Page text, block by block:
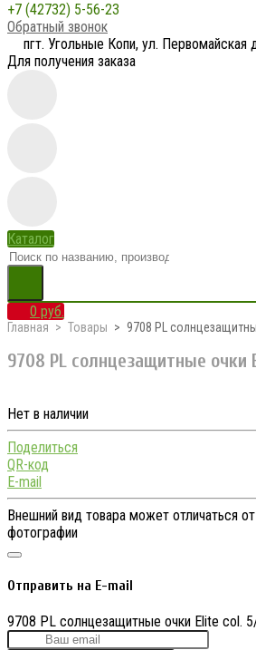
+7 (42732) 5-56-23
Обратный звонок
пгт. Угольные Копи, ул. Первомайская
Для получения заказа
Каталог
0 руб.
Главная Товары 9708 PL
9708 PL солнцезащитные очки
Нет в наличии
Поделиться
QR-код
E-mail
Внешний вид товара может отличаться
фотографии
Отправить на E-mail
9708 PL солнцезащитные очки Elite col.